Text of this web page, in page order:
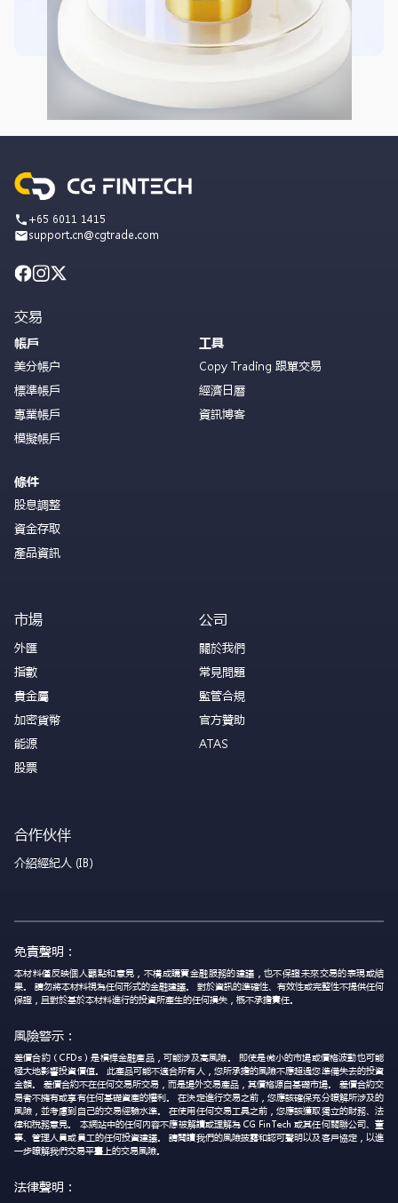
+65 6011 1415
support.cn@cgtrade.com
交易
帳戶
美分帳户
標準帳戶
專業帳戶
模擬帳戶
條件
股息調整
資金存取
產品資訊
工具
Copy Trading 跟單交易
經濟日曆
資訊博客
市場
外匯
指數
貴金屬
加密貨幣
能源
股票
公司
關於我們
常見問題
監管合規
官方贊助
ATAS
合作伙伴
介紹經紀人 (IB)
免責聲明：
本材料僅反映個人觀點和意見，不構成購買金融服務的建議，也不保證未來交易的表現或結
果。 請勿將本材料視為任何形式的金融建議。 對於資訊的準確性、有效性或完整性不提供任何
保證，且對於基於本材料進行的投資所產生的任何損失，概不承擔責任。
風險警示：
差價合約（CFDs）是槓桿金融產品，可能涉及高風險。 即使是微小的市場或價格波動也可能
極大地影響投資價值。 此產品可能不適合所有人，您所承擔的風險不應超過您準備失去的投資
金額。 差價合約不在任何交易所交易，而是場外交易產品，其價格源自基礎市場。 差價合約交
易者不擁有或享有任何基礎資產的權利。 在決定進行交易之前，您應該確保充分瞭解所涉及的
風險，並考慮到自己的交易經驗水準。 在使用任何交易工具之前，您應該獲取獨立的財務、法
律和稅務意見。 本網站中的任何內容不應被解讀或理解為 CG FinTech 或其任何關聯公司、董
事、管理人員或員工的任何投資建議。 請閱讀我們的風險披露和認可聲明以及客戶協定，以進
一步瞭解我們交易平臺上的交易風險。
法律聲明：